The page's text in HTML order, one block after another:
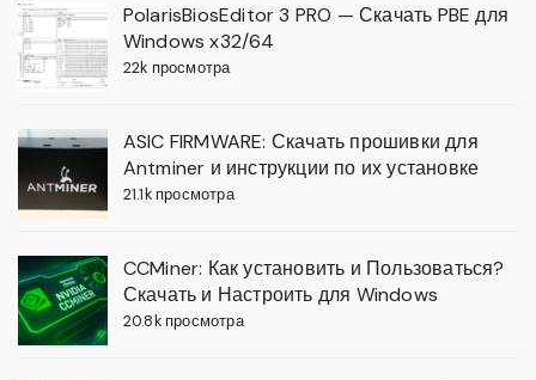
PolarisBiosEditor 3 PRO — Скачать PBE для
Windows x32/64
22k просмотра
ASIC FIRMWARE: Скачать прошивки для
Antminer и инструкции по их установке
21.1k просмотра
CCMiner: Как установить и Пользоваться?
Скачать и Настроить для Windows
20.8k просмотра